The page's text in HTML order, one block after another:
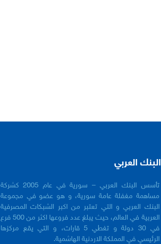
البنك العربي
تأسس البنك العربي – سورية في عام 2005 كشركة
مساهمة مغفلة عامة سورية، و هو عضو في مجموعة
البنك العربي و التي تعتبر من اكبر الشبكات المصرفية
العربية في العالم، حيث يبلغ عدد فروعها اكثر من 500 فرع
في 30 دولة و تغطي 5 قارات، و التي يقع مركزها
الرئيسي في المملكة الاردنية الهاشمية.